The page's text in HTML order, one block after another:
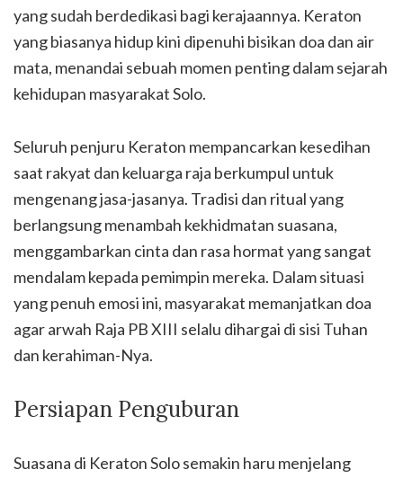
yang sudah berdedikasi bagi kerajaannya. Keraton
yang biasanya hidup kini dipenuhi bisikan doa dan air
mata, menandai sebuah momen penting dalam sejarah
kehidupan masyarakat Solo.
Seluruh penjuru Keraton mempancarkan kesedihan
saat rakyat dan keluarga raja berkumpul untuk
mengenang jasa-jasanya. Tradisi dan ritual yang
berlangsung menambah kekhidmatan suasana,
menggambarkan cinta dan rasa hormat yang sangat
mendalam kepada pemimpin mereka. Dalam situasi
yang penuh emosi ini, masyarakat memanjatkan doa
agar arwah Raja PB XIII selalu dihargai di sisi Tuhan
dan kerahiman-Nya.
Persiapan Penguburan
Suasana di Keraton Solo semakin haru menjelang